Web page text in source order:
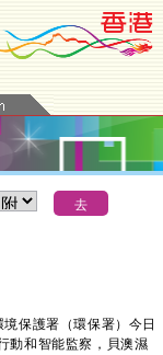
保護署（環保署）今日
動和智能監察，貝澳濕